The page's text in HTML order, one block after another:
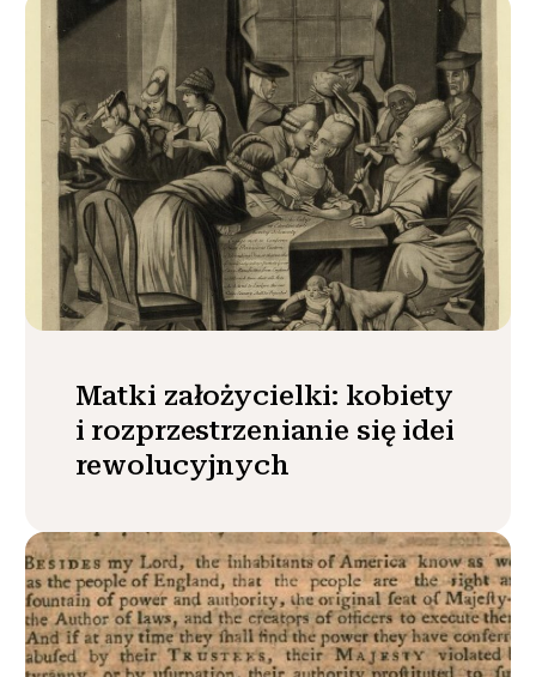
Matki założycielki: kobiety
i rozprzestrzenianie się idei
rewolucyjnych